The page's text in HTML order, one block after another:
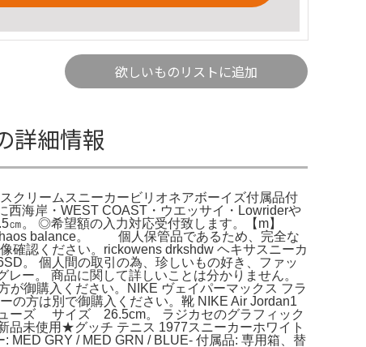
欲しいものリストに追加
詳細情報
リームスニーカービリオネアボーイズ付属品付
海岸・WEST COAST・ウエッサイ・Lowriderや
㎝。 ◎希望額の入力対応受付致します。【m】
balance。 個人保管品であるため、完全な
確認ください。rickowens drkshdw ヘキサスニーカ
。 個人間の取引の為、珍しいもの好き、ファッ
ー。 商品に関して詳しいことは分かりません。
御購入ください。NIKE ヴェイパーマックス フラ
の方は別で御購入ください。靴 NIKE Air Jordan1
ューズ サイズ 26.5cm。 ラジカセのグラフィック
品未使用★グッチ テニス 1977スニーカーホワイト
MED GRY / MED GRN / BLUE- 付属品: 専用箱、替